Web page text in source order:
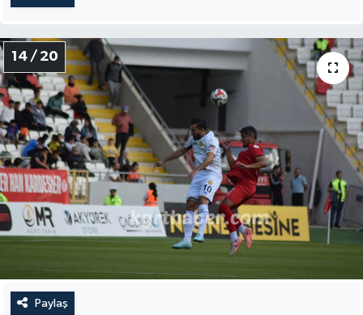
14 / 20
Paylaş